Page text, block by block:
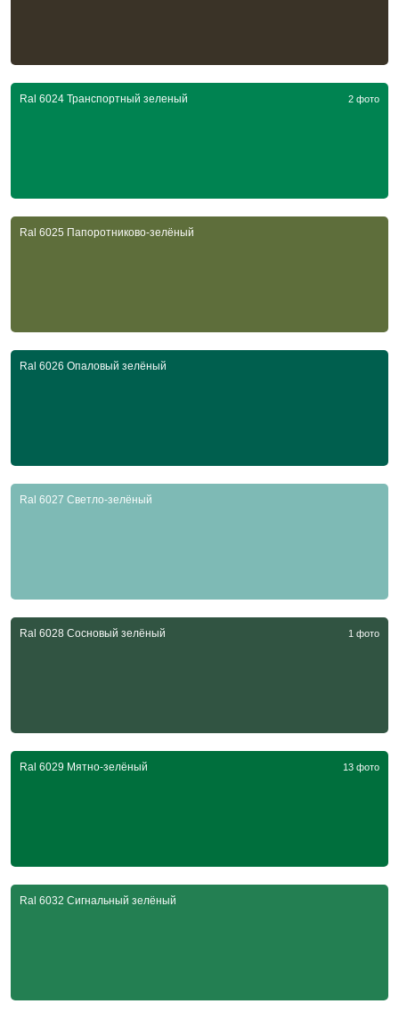
Ral 6024 Транспортный зеленый 2 фото
Ral 6025 Папоротниково-зелёный
Ral 6026 Опаловый зелёный
Ral 6027 Светло-зелёный
Ral 6028 Сосновый зелёный 1 фото
Ral 6029 Мятно-зелёный 13 фото
Ral 6032 Сигнальный зелёный